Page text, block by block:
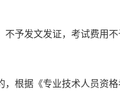
予发文发证，考试费用
根据《专业技术人员资格